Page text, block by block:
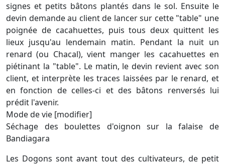
signes et petits bâtons plantés dans le sol. Ensuite le
devin demande au client de lancer sur cette "table" une
poignée de cacahuettes, puis tous deux quittent les
lieux jusqu'au lendemain matin. Pendant la nuit un
renard (ou Chacal), vient manger les cacahuettes en
piétinant la "table". Le matin, le devin revient avec son
client, et interprète les traces laissées par le renard, et
en fonction de celles-ci et des bâtons renversés lui
prédit l'avenir.
Mode de vie [modifier]
Séchage des boulettes d'oignon sur la falaise de
Bandiagara
Les Dogons sont avant tout des cultivateurs, de petit